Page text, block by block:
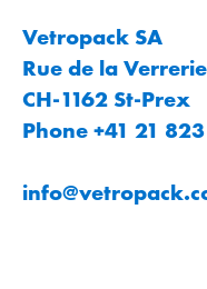
Vetropack SA
Rue de la
CH-1162 St-Prex
Phone +41 21
info@vetropack.